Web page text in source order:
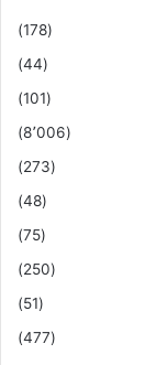
(178)
(44)
(101)
(8٬006)
(273)
(48)
(75)
(250)
(51)
(477)